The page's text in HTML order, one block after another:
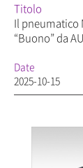
Titolo
Il pneumatico
“Buono” da
Date
2025-10-15